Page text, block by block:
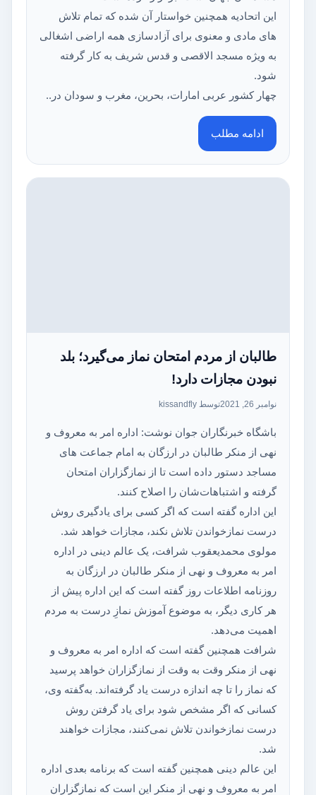
این اتحادیه همچنین خواستار آن شده که تمام تلاش
های مادی و معنوی برای آزادسازی همه اراضی اشغالی
به ویژه مسجد الاقصی و قدس شریف به کار گرفته
شود.
چهار کشور عربی امارات، بحرین، مغرب و سودان در..
ادامه مطلب
طالبان از مردم امتحان نماز می‌گیرد؛ بلد
نبودن مجازات دارد!
نوامبر 26, 2021 توسط kissandfly
باشگاه خبرنگاران جوان نوشت: اداره امر به معروف و
نهی از منکر طالبان در ارزگان به امام جماعت های
مساجد دستور داده است تا از نمازگزاران امتحان
گرفته و اشتباهات‌شان را اصلاح کنند.
این اداره گفته است که اگر کسی برای یادگیری روش
درست نمازخواندن تلاش نکند، مجازات خواهد شد.
مولوی محمدیعقوب شرافت، یک عالم دینی در اداره
امر به معروف و نهی از منکر طالبان در ارزگان به
روزنامه اطلاعات روز گفته است که این اداره پیش از
هر کاری دیگر، به موضوع آموزش نمازِ درست به مردم
اهمیت می‌دهد.
شرافت همچنین گفته است که اداره امر به معروف و
نهی از منکر وقت به وقت از نمازگزاران خواهد پرسید
که نماز را تا چه اندازه درست یاد گرفته‌اند. به‌گفته وی،
کسانی که اگر مشخص شود برای یاد گرفتن روش
درست نمازخواندن تلاش نمی‌کنند، مجازات خواهند
شد.
این عالم دینی همچنین گفته است که برنامه بعدی اداره
امر به معروف و نهی از منکر این است که نمازگزاران